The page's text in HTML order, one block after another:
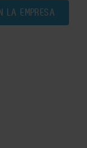
LA EMPRESA